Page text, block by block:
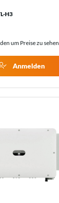
H3
um Preise zu sehen
Anmelden